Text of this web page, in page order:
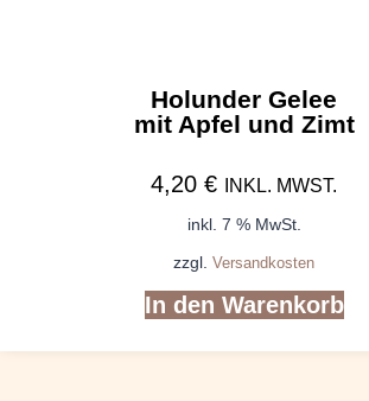
Holunder Gelee
mit Apfel und Zimt
4,20€ INKL. MWST.
inkl. 7 % MwSt.
zzgl.Versandkosten
In den Warenkorb